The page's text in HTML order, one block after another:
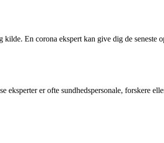
En corona ekspert kan give dig de seneste
er ofte sundhedspersonale, forskere